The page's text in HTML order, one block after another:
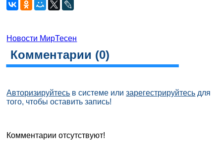
Новости МирТесен
Комментарии (0)
Авторизируйтесь в системе илизарегестрируйтесь для
того, чтобы оставить запись!
Комментарии отсутствуют!